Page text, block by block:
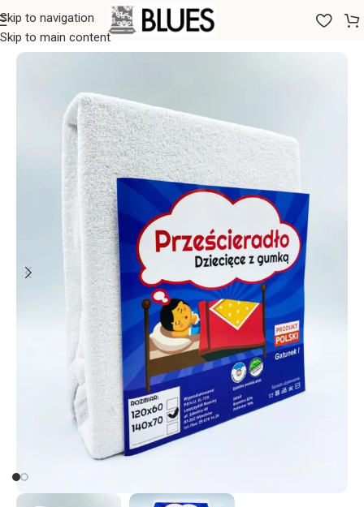
Skip to navigation
Skip to main content
Sākums/Gultas veļa/Palagi/Palagi ar gumiju